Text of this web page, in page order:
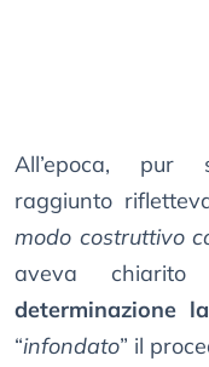
All’epoca, pur
raggiunto
modo costruttivo
aveva
determinazione
“infondato” il